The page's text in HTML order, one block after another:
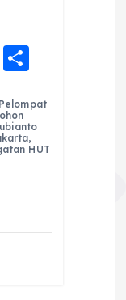
E
a
re
HUT